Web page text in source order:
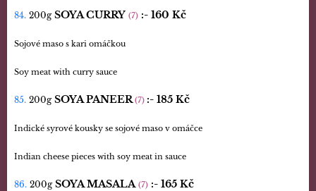
84. 200g SOYA CURRY (7) :- 160 Kč
Sojové maso s kari omáčkou
Soy meat with curry sauce
85. 200g SOYA PANEER(7) :- 185 Kč
Indické syrové kousky se sojové maso v omáčce
Indian cheese pieces with soy meat in sauce
86. 200g SOYA MASALA (7) :- 165 Kč